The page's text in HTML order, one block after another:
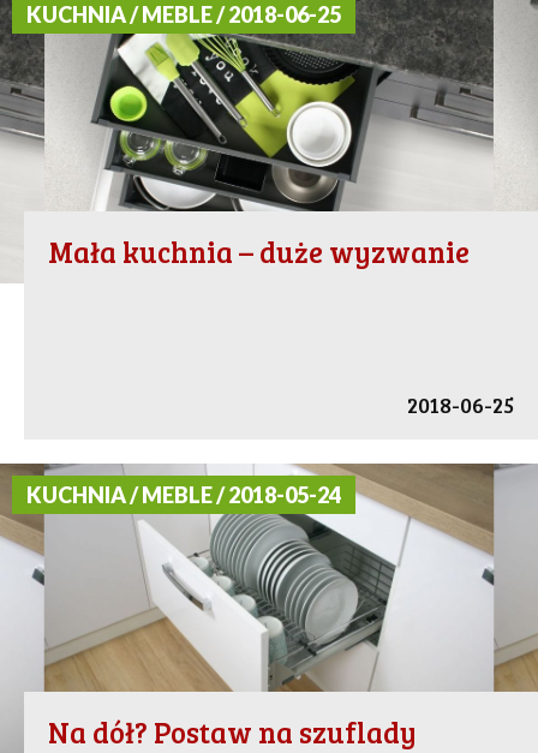
KUCHNIA / MEBLE / 2018-06-25
Mała kuchnia – duże wyzwanie
2018-06-25
KUCHNIA / MEBLE / 2018-05-24
Na dół? Postaw na szuflady